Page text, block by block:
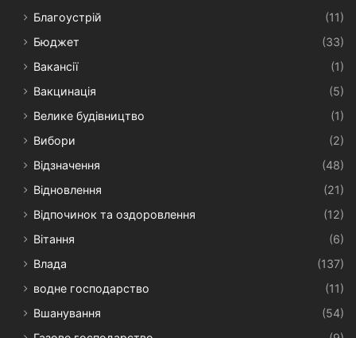
Благоустрій
(11)
Бюджет
(33)
Вакансії
(1)
Вакцинація
(5)
Велике будівництво
(1)
Вибори
(2)
Відзначення
(48)
Відновлення
(21)
Відпочинок та оздоровлення
(12)
Вітання
(6)
Влада
(137)
водне господарство
(11)
Вшанування
(54)